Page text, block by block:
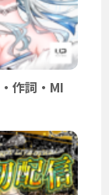
作詞・MI